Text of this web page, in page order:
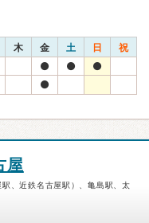
木 金 土 日 祝
屋
、近鉄名古屋駅）、亀島駅、太